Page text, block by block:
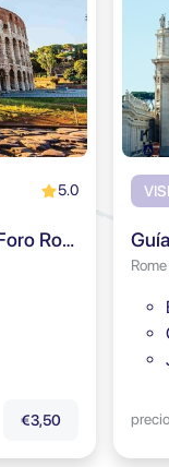
5.0
Roma: Tour de Audio del Coliseo, Foro Romano y Monte Palatino
€3,50
Rome